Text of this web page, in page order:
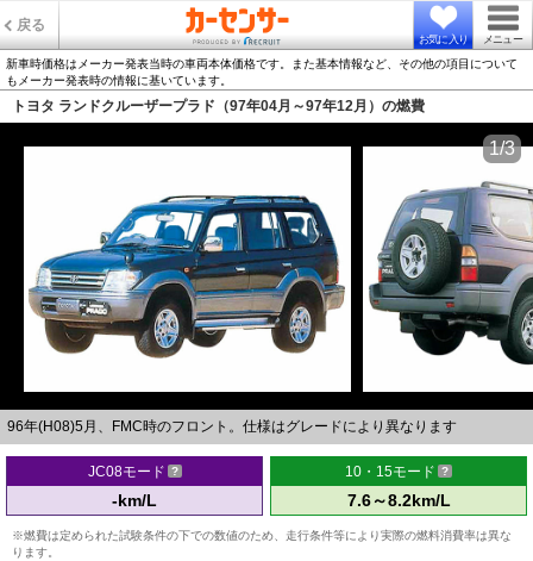
戻る
お気に入り メニュー
新車時価格はメーカー発表当時の車両本体価格です。また基本情報など、その他の項目について
もメーカー発表時の情報に基いています。
トヨタ ランドクルーザープラド（97年04月～97年12月）の燃費
96年(H08)5月、FMC時のフロント。仕様はグレードにより異なります
1/3
JC08モード
-km/L
10・15モード
7.6～8.2km/L
※燃費は定められた試験条件の下での数値のため、走行条件等により実際の燃料消費率は異な
ります。